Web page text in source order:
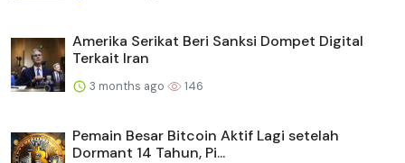
Amerika Serikat Beri Sanksi Dompet Digital
Terkait Iran
3 months ago 146
Pemain Besar Bitcoin Aktif Lagi setelah
Dormant 14 Tahun, Pi...